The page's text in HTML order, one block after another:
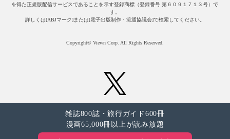
を得た正規版配信サービスであることを示す登録商標（登録番号 第６０９１７１３号）で
す。
詳しくは[ABJマーク]または[電子出版制作・流通協議会]で検索してください。
Copyright© Viewn Corp. All Rights Reserved.
雑誌800誌・旅行ガイド600冊
漫画65,000冊以上が読み放題